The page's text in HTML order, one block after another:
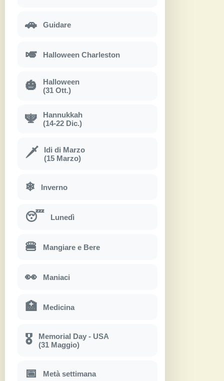
🚗 Guidare
🎺 Halloween Charleston
🎃
Halloween
(31 Ott.)
🕎
Hannukkah
(14-22 Dic.)
🗡
Idi di Marzo
(15 Marzo)
❄ Inverno
😴 Lunedì
🍔 Mangiare e Bere
👀 Maniaci
🏥 Medicina
🎖
Memorial Day - USA
(31 Maggio)
📅 Metà settimana